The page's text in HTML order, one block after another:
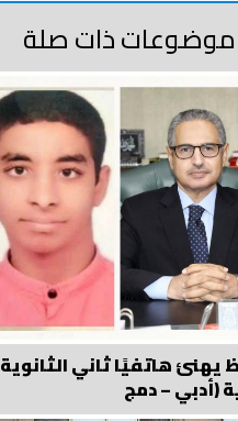
موضوعات ذات صلة
يهنئ هاتفيًا ثاني الثانوية